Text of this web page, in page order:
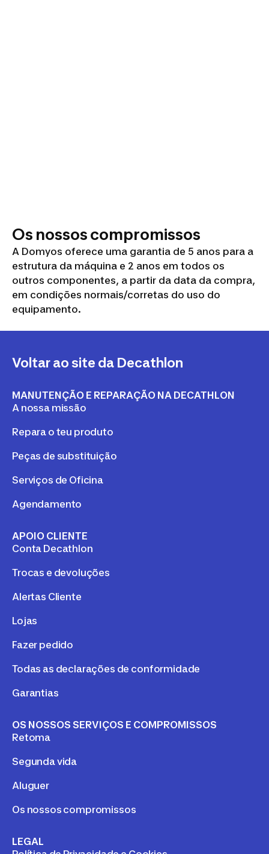
Os nossos compromissos
A Domyos oferece uma garantia de 5 anos para a
estrutura da máquina e 2 anos em todos os
outros componentes, a partir da data da compra,
em condições normais/corretas do uso do
equipamento.
Voltar ao site da Decathlon
MANUTENÇÃO E REPARAÇÃO NA DECATHLON
A nossa missão
Repara o teu produto
Peças de substituição
Serviços de Oficina
Agendamento
APOIO CLIENTE
Conta Decathlon
Trocas e devoluções
Alertas Cliente
Lojas
Fazer pedido
Todas as declarações de conformidade
Garantias
OS NOSSOS SERVIÇOS E COMPROMISSOS
Retoma
Segunda vida
Aluguer
Os nossos compromissos
LEGAL